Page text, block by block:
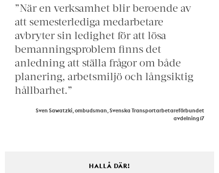
”När en verksamhet blir beroende av
att semesterlediga medarbetare
avbryter sin ledighet för att lösa
bemanningsproblem finns det
anledning att ställa frågor om både
planering, arbetsmiljö och långsiktig
hållbarhet.”
Sven Sawatzki, ombudsman, Svenska Transportarbetareförbundet
avdelning 17
HALLÅ DÄR!